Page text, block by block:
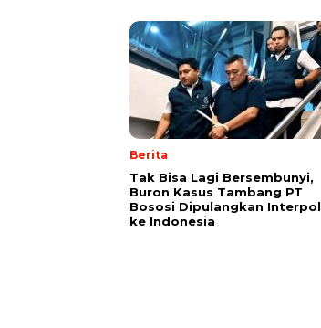
Berita
Tak Bisa Lagi Bersembunyi,
Buron Kasus Tambang PT
Bososi Dipulangkan Interpol
ke Indonesia